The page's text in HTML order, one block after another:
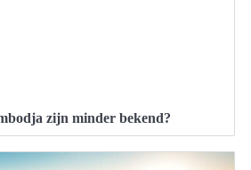
zijn minder bekend?